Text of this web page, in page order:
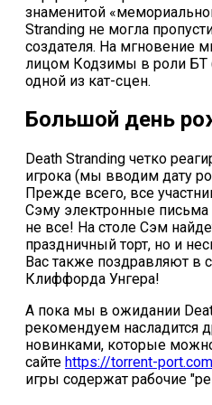
знаменитой
Stranding не могла
создателя. На мгновение
лицом Кодзимы в роли БТ
одной из кат-сцен.
Большой день
Death Stranding четко
игрока (мы вводим дату
Прежде всего, все
Сэму электронные
не все! На столе Сэм
праздничный торт, но и
Вас также поздравляют в
Клиффорда Унгера!
А пока мы в ожидании
рекомендуем насладится
новинками, которые
сайте https://torrent-port.com
игры содержат рабочие